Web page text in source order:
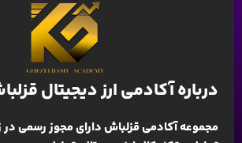
درباره آکادمی ارز دیجیتال
مجموعه آکادمی قزلباش دارای مجوز رسمی در